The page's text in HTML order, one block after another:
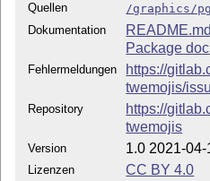
Quellen
/graphics/
Dokumentation
README.md
Package
Fehlermeldungen
https://
twemojis/
Repository
https://
twemojis
Version 1.0 2021-04-
Lizenzen
CC BY 4.0